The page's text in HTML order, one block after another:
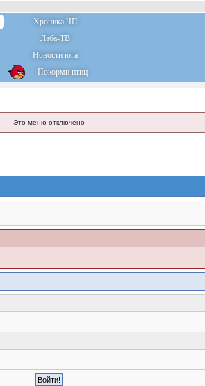
Хроника ЧП
Лаба-ТВ
Новости юга
Покорми птиц
Это меню отключено